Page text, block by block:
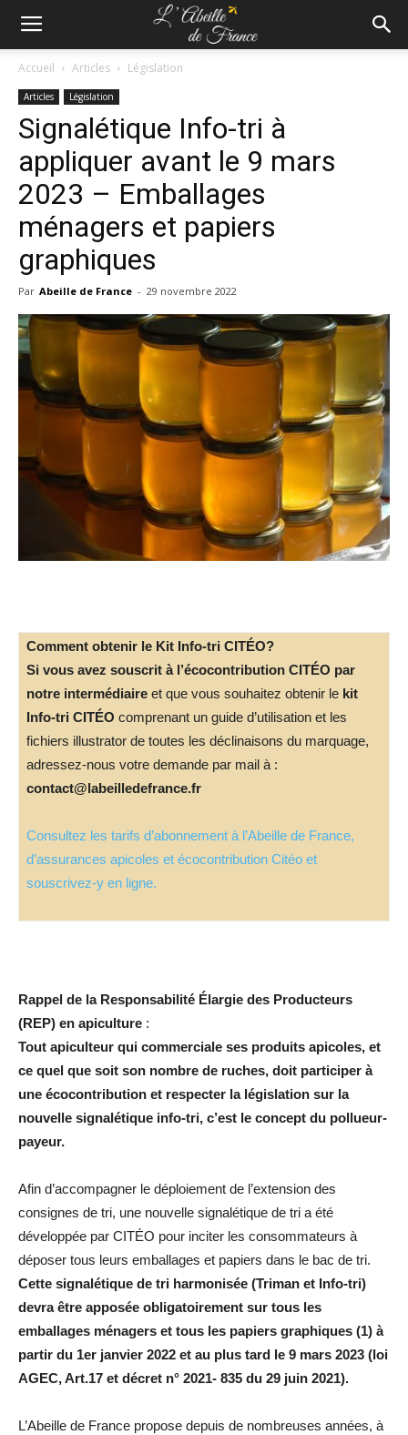
Accueil Articles Législation
Articles Législation
Signalétique Info-tri à
appliquer avant le 9 mars
2023 – Emballages
ménagers et papiers
graphiques
Par Abeille de France - 29 novembre 2022
Comment obtenir le Kit Info-tri CITÉO?
Si vous avez souscrit à l’écocontribution CITÉO par
notre intermédiaire et que vous souhaitez obtenir le kit
Info-tri CITÉO comprenant un guide d’utilisation et les
fichiers illustrator de toutes les déclinaisons du marquage,
adressez-nous votre demande par mail à :
contact@labeilledefrance.fr
Consultez les tarifs d’abonnement à l’Abeille de France,
d’assurances apicoles et écocontribution Citéo et
souscrivez-y en ligne.
Rappel de la Responsabilité Élargie des Producteurs
(REP) en apiculture :
Tout apiculteur qui commerciale ses produits apicoles, et
ce quel que soit son nombre de ruches, doit participer à
une écocontribution et respecter la législation sur la
nouvelle signalétique info-tri, c’est le concept du pollueur-
payeur.
Afin d’accompagner le déploiement de l’extension des
consignes de tri, une nouvelle signalétique de tri a été
développée par CITÉO pour inciter les consommateurs à
déposer tous leurs emballages et papiers dans le bac de tri.
Cette signalétique de tri harmonisée (Triman et Info-tri)
devra être apposée obligatoirement sur tous les
emballages ménagers et tous les papiers graphiques (1) à
partir du 1er janvier 2022 et au plus tard le 9 mars 2023 (loi
AGEC, Art.17 et décret n° 2021- 835 du 29 juin 2021).
L’Abeille de France propose depuis de nombreuses années, à